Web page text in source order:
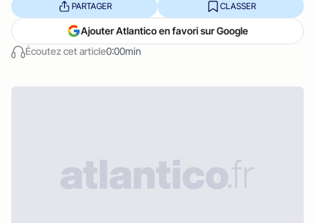
Écoutez cet article0:00min
PARTAGER CLASSER
Ajouter Atlantico en favori sur Google